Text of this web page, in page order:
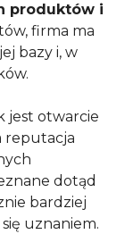
produktów i
firma ma
bazy i, w
jest otwarcie
reputacja
dotąd
bardziej
uznaniem.